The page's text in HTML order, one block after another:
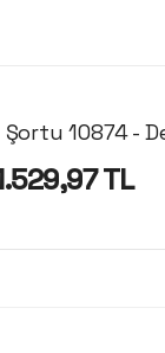
Şortu 10874 -
TL